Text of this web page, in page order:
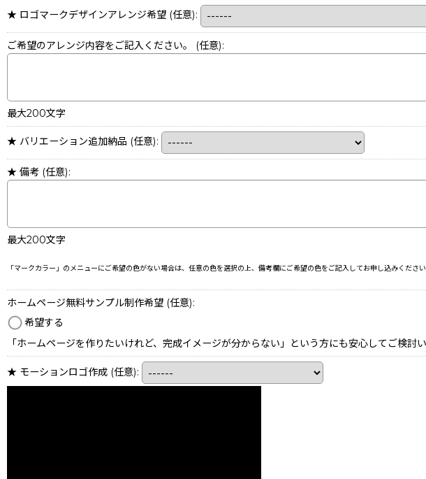
★ ロゴマークデザインアレンジ希望 (任意):
ご希望のアレンジ内容をご記入ください。 (任意):
最大200文字
★ バリエーション追加納品 (任意):
★ 備考 (任意):
最大200文字
「マークカラー」のメニューにご希望の色がない場合は、任意の色を選択の上、備考欄にご希望の色をご記入してお申し込みください
ホームページ無料サンプル制作希望 (任意):
希望する
「ホームページを作りたいけれど、完成イメージが分からない」という方にも安心してご検
★ モーションロゴ作成 (任意):